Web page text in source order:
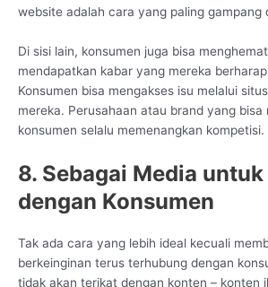
website adalah cara yang paling gampang
Di sisi lain, konsumen juga bisa
mendapatkan kabar yang mereka
Konsumen bisa mengakses isu melalui
mereka. Perusahaan atau brand yang bisa
konsumen selalu memenangkan kompetisi.
8. Sebagai Media
dengan Konsumen
Tak ada cara yang lebih ideal kecuali
berkeinginan terus terhubung dengan
tidak akan terikat dengan konten – konten